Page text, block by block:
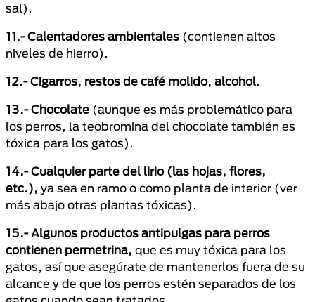
sal).
11.- Calentadores ambientales (contienen altos
niveles de hierro).
12.- Cigarros, restos de café molido, alcohol.
13.- Chocolate (aunque es más problemático para
los perros, la teobromina del chocolate también es
tóxica para los gatos).
14.- Cualquier parte del lirio (las hojas, flores,
etc.), ya sea en ramo o como planta de interior (ver
más abajo otras plantas tóxicas).
15.- Algunos productos antipulgas para perros
contienen permetrina, que es muy tóxica para los
gatos, así que asegúrate de mantenerlos fuera de su
alcance y de que los perros estén separados de los